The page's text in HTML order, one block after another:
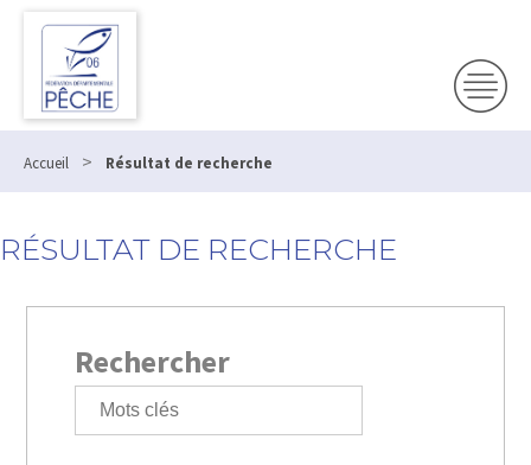
Accueil > Résultat de recherche
RÉSULTAT DE RECHERCHE
Rechercher